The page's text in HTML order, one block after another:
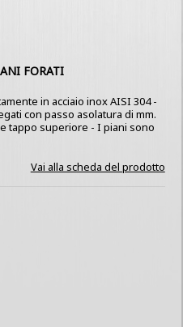
FORATI
in acciaio inox AISI 304 -
con passo asolatura di mm.
tappo superiore - I piani sono
Vai alla scheda del prodotto